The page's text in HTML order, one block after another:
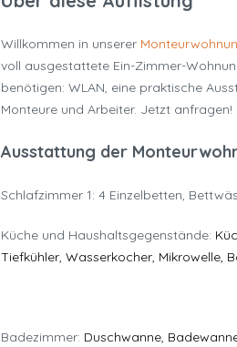
Willkommen in unserer
voll ausgestattete Ein-Zimmer-
benötigen: WLAN, eine praktische
Monteure und Arbeiter. Jetzt anfragen!
Ausstattung der
Schlafzimmer 1: 4 Einzelbetten,
Küche und Haushaltsgegenstände:
Tiefkühler, Wasserkocher, Mikrowelle,
Badezimmer: Duschwanne,